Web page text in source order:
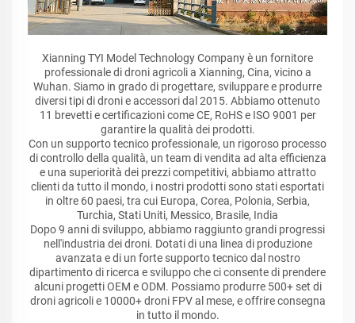
Xianning TYI Model Technology Company è un fornitore
professionale di droni agricoli a Xianning, Cina, vicino a
Wuhan. Siamo in grado di progettare, sviluppare e produrre
diversi tipi di droni e accessori dal 2015. Abbiamo ottenuto
11 brevetti e certificazioni come CE, RoHS e ISO 9001 per
garantire la qualità dei prodotti.
Con un supporto tecnico professionale, un rigoroso processo
di controllo della qualità, un team di vendita ad alta efficienza
e una superiorità dei prezzi competitivi, abbiamo attratto
clienti da tutto il mondo, i nostri prodotti sono stati esportati
in oltre 60 paesi, tra cui Europa, Corea, Polonia, Serbia,
Turchia, Stati Uniti, Messico, Brasile, India
Dopo 9 anni di sviluppo, abbiamo raggiunto grandi progressi
nell'industria dei droni. Dotati di una linea di produzione
avanzata e di un forte supporto tecnico dal nostro
dipartimento di ricerca e sviluppo che ci consente di prendere
alcuni progetti OEM e ODM. Possiamo produrre 500+ set di
droni agricoli e 10000+ droni FPV al mese, e offrire consegna
in tutto il mondo.